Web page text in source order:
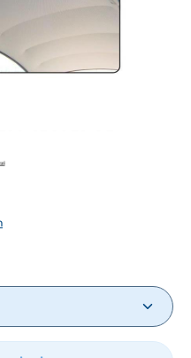
Wert ein